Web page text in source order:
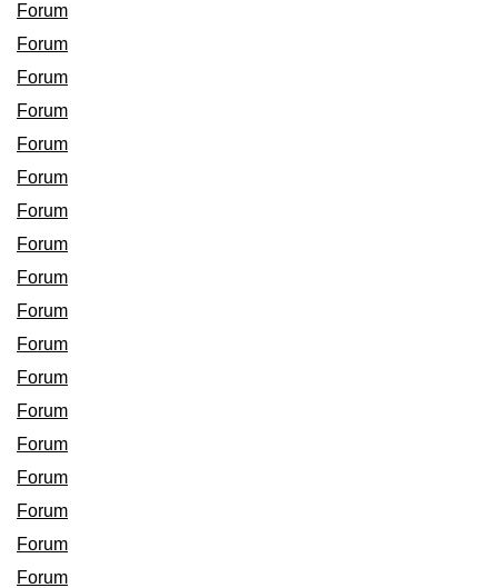
Forum
Forum
Forum
Forum
Forum
Forum
Forum
Forum
Forum
Forum
Forum
Forum
Forum
Forum
Forum
Forum
Forum
Forum